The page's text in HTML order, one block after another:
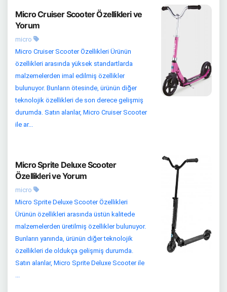
Micro Cruiser Scooter Özellikleri ve
Yorum
micro
Micro Cruiser Scooter Özellikleri Ürünün
özellikleri arasında yüksek standartlarda
malzemelerden imal edilmiş özellikler
bulunuyor. Bunların ötesinde, ürünün diğer
teknolojik özellikleri de son derece gelişmiş
durumda. Satın alanlar, Micro Cruiser Scooter
ile ar...
Micro Sprite Deluxe Scooter
Özellikleri ve Yorum
micro
Micro Sprite Deluxe Scooter Özellikleri
Ürünün özellikleri arasında üstün kalitede
malzemelerden üretilmiş özellikler bulunuyor.
Bunların yanında, ürünün diğer teknolojik
özellikleri de oldukça gelişmiş durumda.
Satın alanlar, Micro Sprite Deluxe Scooter ile
...